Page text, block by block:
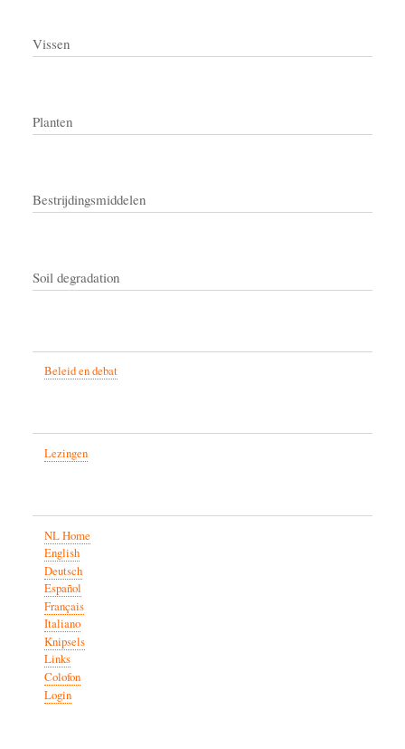
Vissen
Planten
Bestrijdingsmiddelen
Soil degradation
Beleid en debat
Lezingen
NL Home
English
Deutsch
Español
Français
Italiano
Knipsels
Links
Colofon
Login